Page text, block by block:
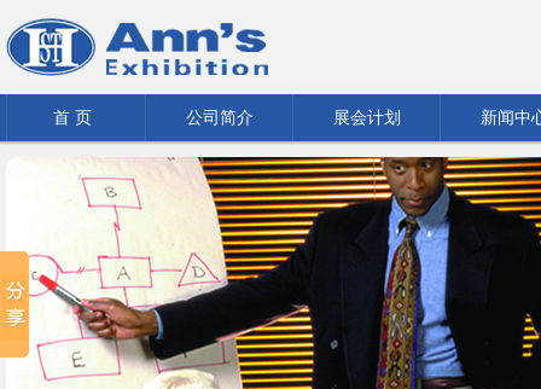
首 页 公司简介 展会计划 新闻中